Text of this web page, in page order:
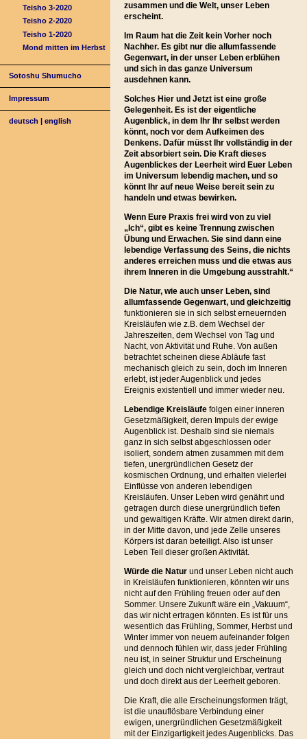
Teisho 3-2020
Teisho 2-2020
Teisho 1-2020
Mond mitten im Herbst
Sotoshu Shumucho
Impressum
deutsch |english
zusammen und die Welt, unser Leben
erscheint.
Im Raum hat die Zeit kein Vorher noch
Nachher. Es gibt nur die allumfassende
Gegenwart, in der unser Leben erblühen
und sich in das ganze Universum
ausdehnen kann.
Solches Hier und Jetzt ist eine große
Gelegenheit. Es ist der eigentliche
Augenblick, in dem Ihr Ihr selbst werden
könnt, noch vor dem Aufkeimen des
Denkens. Dafür müsst Ihr vollständig in der
Zeit absorbiert sein. Die Kraft dieses
Augenblickes der Leerheit wird Euer Leben
im Universum lebendig machen, und so
könnt Ihr auf neue Weise bereit sein zu
handeln und etwas bewirken.
Wenn Eure Praxis frei wird von zu viel
„Ich“, gibt es keine Trennung zwischen
Übung und Erwachen. Sie sind dann eine
lebendige Verfassung des Seins, die nichts
anderes erreichen muss und die etwas aus
ihrem Inneren in die Umgebung ausstrahlt.“
Die Natur, wie auch unser Leben, sind
allumfassende Gegenwart, und gleichzeitig
funktionieren sie in sich selbst erneuernden
Kreisläufen wie z.B. dem Wechsel der
Jahreszeiten, dem Wechsel von Tag und
Nacht, von Aktivität und Ruhe. Von außen
betrachtet scheinen diese Abläufe fast
mechanisch gleich zu sein, doch im Inneren
erlebt, ist jeder Augenblick und jedes
Ereignis existentiell und immer wieder neu.
Lebendige Kreisläufefolgen einer inneren
Gesetzmäßigkeit, deren Impuls der ewige
Augenblick ist. Deshalb sind sie niemals
ganz in sich selbst abgeschlossen oder
isoliert, sondern atmen zusammen mit dem
tiefen, unergründlichen Gesetz der
kosmischen Ordnung, und erhalten vielerlei
Einflüsse von anderen lebendigen
Kreisläufen. Unser Leben wird genährt und
getragen durch diese unergründlich tiefen
und gewaltigen Kräfte. Wir atmen direkt darin,
in der Mitte davon, und jede Zelle unseres
Körpers ist daran beteiligt. Also ist unser
Leben Teil dieser großen Aktivität.
Würde die Naturund unser Leben nicht auch
in Kreisläufen funktionieren, könnten wir uns
nicht auf den Frühling freuen oder auf den
Sommer. Unsere Zukunft wäre ein „Vakuum“,
das wir nicht ertragen könnten. Es ist für uns
wesentlich das Frühling, Sommer, Herbst und
Winter immer von neuem aufeinander folgen
und dennoch fühlen wir, dass jeder Frühling
neu ist, in seiner Struktur und Erscheinung
gleich und doch nicht vergleichbar, vertraut
und doch direkt aus der Leerheit geboren.
Die Kraft, die alle Erscheinungsformen trägt,
ist die unauflösbare Verbindung einer
ewigen, unergründlichen Gesetzmäßigkeit
mit der Einzigartigkeit jedes Augenblicks. Das